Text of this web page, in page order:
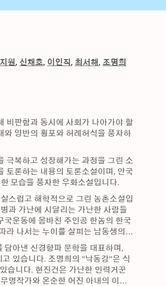
원 신채호 이인직 최서해 조명희
비판함과 동시에 사회가 나아가야 할
양반의 횡포와 허례허식을 풍자하
극복하고 성장해가는 과정을 그린 소
토론하는 내용의 토론소설이며, 안국
스럽고 해학적으로 그린 농촌소설입
과 가난에 시달리는 가난한 사람들
운동에 몸바친 주인공 한놈의 한국
라 나서는 누이를 살피는 남동생의
아낸 신경향파 문학을 대표하며,
있습니다. 조명희의 "낙동강"은 식
습니다. 현진건은 가난한 인력거꾼
명작가와 온순한 어진 아내의 이야